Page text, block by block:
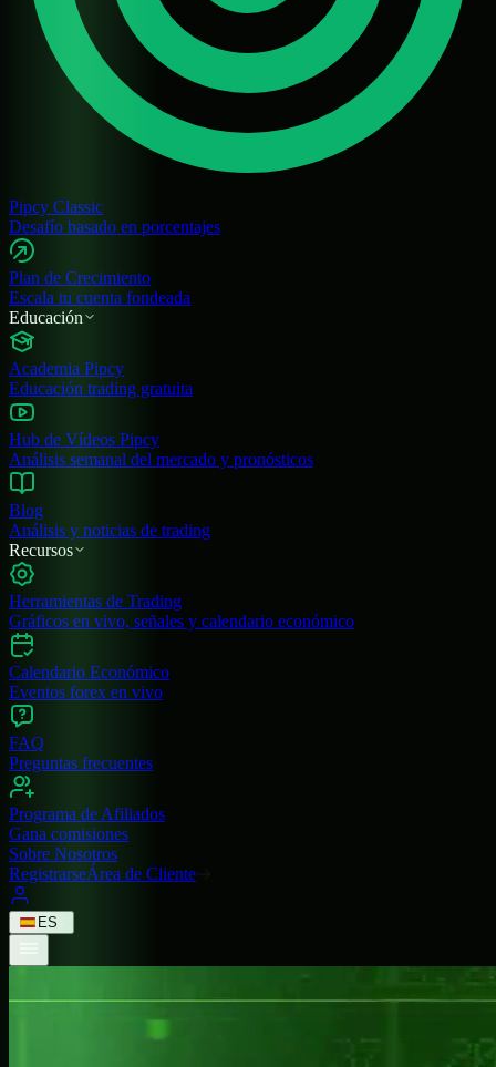
Pipcy Classic
Desafío basado en porcentajes
Plan de Crecimiento
Escala tu cuenta fondeada
Educación
Academia Pipcy
Educación trading gratuita
Hub de Vídeos Pipcy
Análisis semanal del mercado y pronósticos
Blog
Análisis y noticias de trading
Recursos
Herramientas de Trading
Gráficos en vivo, señales y calendario económico
Calendario Económico
Eventos forex en vivo
FAQ
Preguntas frecuentes
Programa de Afiliados
Gana comisiones
Sobre Nosotros
RegistrarseÁrea de Cliente
ES